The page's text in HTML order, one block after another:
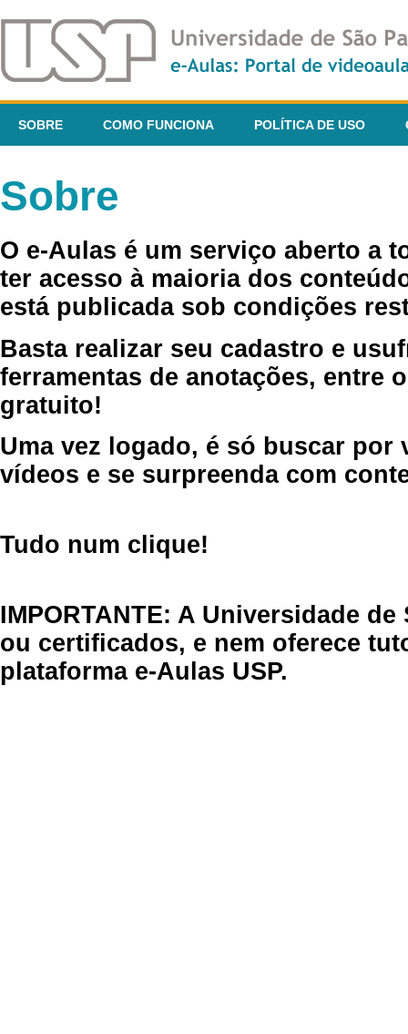
SOBRE COMO FUNCIONA POLÍTICA DE USO
Sobre
O e-Aulas é um serviço aberto a
ter acesso à maioria dos
está publicada sob condições
Basta realizar seu cadastro e
ferramentas de anotações, entre
gratuito!
Uma vez logado, é só buscar por
vídeos e se surpreenda com
Tudo num clique!
IMPORTANTE: A Universidade
ou certificados, e nem oferece
plataforma e-Aulas USP.